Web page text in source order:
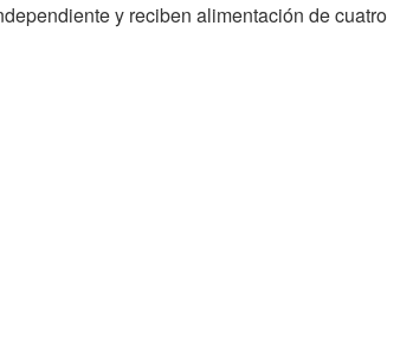
y reciben alimentación de cuatro